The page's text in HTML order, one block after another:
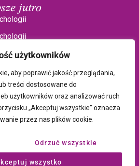
użytkowników
aby poprawić jakość przeglądania,
treści dostosowane do
użytkowników oraz analizować ruch
„Akceptuj wszystkie” oznacza
przez nas plików cookie.
Odrzuć wszystkie
wszystko
prywatności i plików cookie
na tej stronie są chronione prawem